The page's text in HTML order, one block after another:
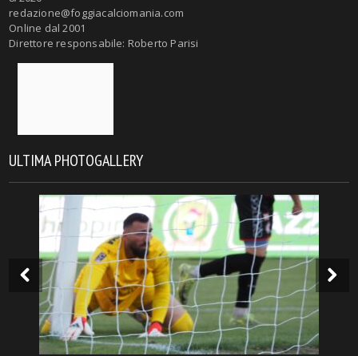
redazione@foggiacalciomania.com
Online dal 2001
Direttore responsabile: Roberto Parisi
ULTIMA PHOTOGALLERY